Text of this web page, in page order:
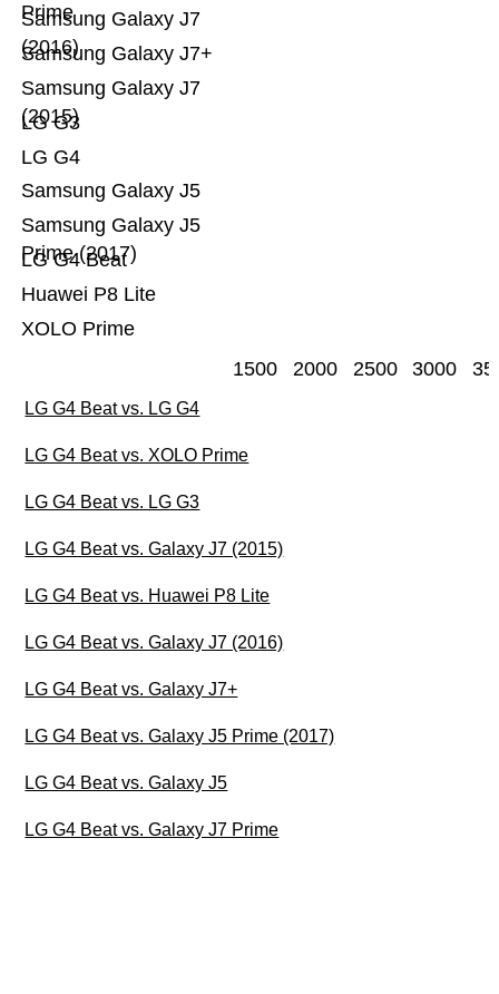
XOLO Prime
Huawei P8 Lite
LG G4 Beat
Samsung Galaxy J5
Prime (2017)
Samsung Galaxy J5
LG G4
LG G3
Samsung Galaxy J7
(2015)
Samsung Galaxy J7+
Samsung Galaxy J7
(2016)
Prime
1500 2000 2500 3000
LG G4 Beat vs. LG G4
LG G4 Beat vs. XOLO Prime
LG G4 Beat vs. LG G3
LG G4 Beat vs. Galaxy J7 (2015)
LG G4 Beat vs. Huawei P8 Lite
LG G4 Beat vs. Galaxy J7 (2016)
LG G4 Beat vs. Galaxy J7+
LG G4 Beat vs. Galaxy J5 Prime (2017)
LG G4 Beat vs. Galaxy J5
LG G4 Beat vs. Galaxy J7 Prime